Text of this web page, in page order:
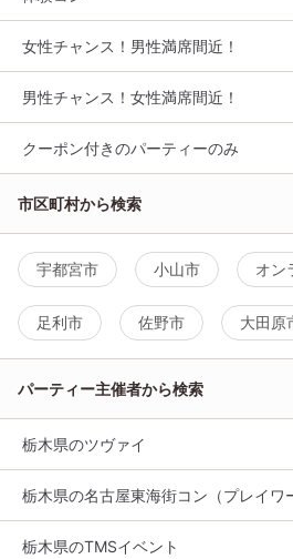
女性チャンス！男性満席間近！
男性チャンス！女性満席間近！
クーポン付きのパーティーのみ
市区町村から検索
宇都宮市 小山市 オン
足利市 佐野市 大田原
パーティー主催者から検索
栃木県のツヴァイ
栃木県の名古屋東海街コン（プレイワ
栃木県のTMSイベント